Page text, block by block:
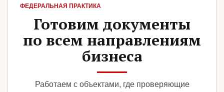
ФЕДЕРАЛЬНАЯ ПРАКТИКА
Готовим документы
по всем направлениям
бизнеса
Работаем с объектами, где проверяющие